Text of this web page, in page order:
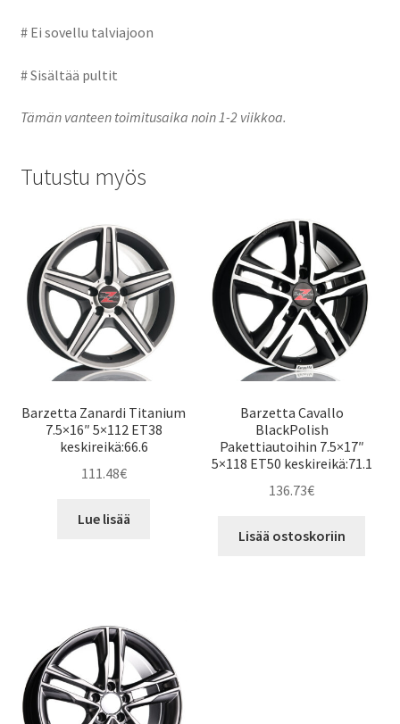
# Ei sovellu talviajoon
# Sisältää pultit
Tämän vanteen toimitusaika noin 1-2 viikkoa.
Tutustu myös
Barzetta Zanardi Titanium
7.5×16″ 5×112 ET38
keskireikä:66.6
111.48€
Lue lisää
Barzetta Cavallo
BlackPolish
Pakettiautoihin 7.5×17″
5×118 ET50 keskireikä:71.1
136.73€
Lisää ostoskoriin